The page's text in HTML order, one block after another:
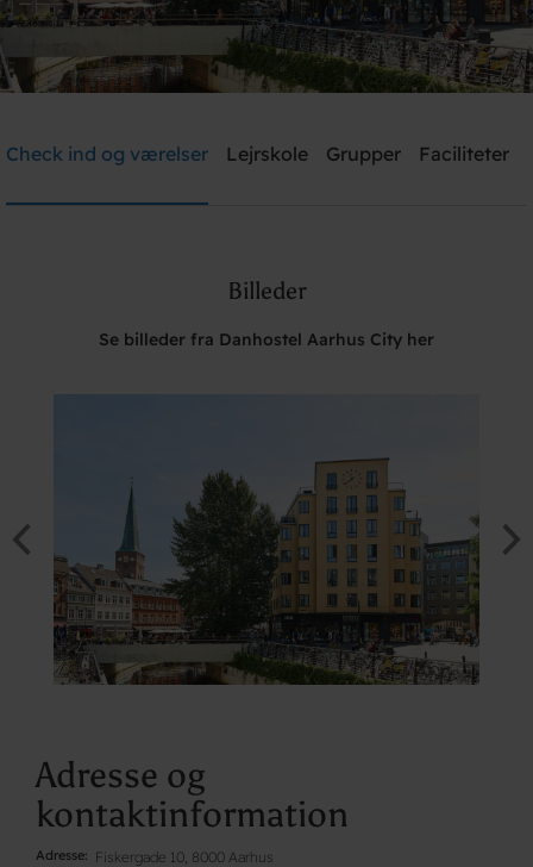
Brug for hjælp? Ring+45 8610 1020
Check ind og værelser Lejrskole Grupper Faciliteter
Billeder
Se billeder fra Danhostel Aarhus City her
Adresse og
kontaktinformation
Adresse Fiskergade 10, 8000 Aarhus